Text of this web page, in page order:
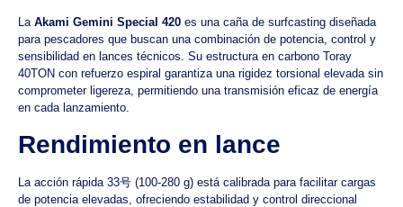
La Akami Gemini Special 420 es una caña de surfcasting diseñada
para pescadores que buscan una combinación de potencia, control y
sensibilidad en lances técnicos. Su estructura en carbono Toray
40TON con refuerzo espiral garantiza una rigidez torsional elevada sin
comprometer ligereza, permitiendo una transmisión eficaz de energía
en cada lanzamiento.
Rendimiento en lance
La acción rápida 33号 (100-280 g) está calibrada para facilitar cargas
de potencia elevadas, ofreciendo estabilidad y control direccional